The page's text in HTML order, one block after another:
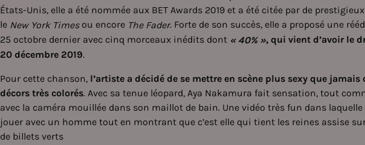
États-Unis, elle a été nommée aux BET Awards 2019 et a été citée par de
le New York Timesou encore The Fader. Forte de son succès, elle a proposé une
25 octobre dernier avec cinq morceaux inédits dont « 40% », qui vient d’avoir le
20 décembre 2019.
Pour cette chanson, l’artiste a décidé de se mettre en scène plus sexy que
décors très colorés. Avec sa tenue léopard, Aya Nakamura fait sensation, tout
avec la caméra mouillée dans son maillot de bain. Une vidéo très fun dans
jouer avec un homme tout en montrant que c’est elle qui tient les reines assise
de billets verts